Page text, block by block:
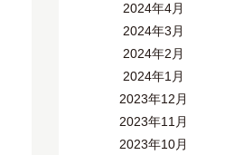
2024年4月
2024年3月
2024年2月
2024年1月
2023年12月
2023年11月
2023年10月